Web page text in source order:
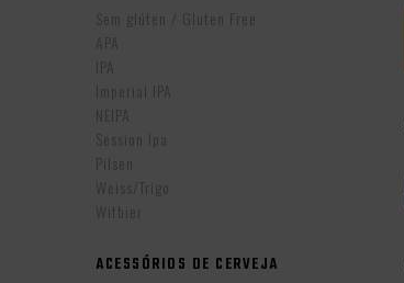
Sem glúten / Gluten Free
APA
IPA
Imperial IPA
NEIPA
Session Ipa
Pilsen
Weiss/Trigo
Witbier
ACESSÓRIOS DE CERVEJA